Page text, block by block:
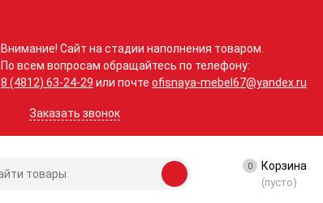
Внимание! Сайт на стадии наполнения товаром.
По всем вопросам обращайтесь по телефону:
8 (4812) 63-24-29 или почте ofisnaya-mebel67@yandex.ru
Заказать звонок
0 Корзина
(пусто)